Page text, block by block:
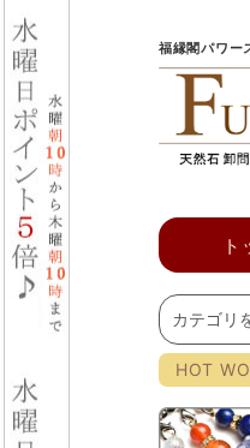
福縁閣パワー
ト
HOT